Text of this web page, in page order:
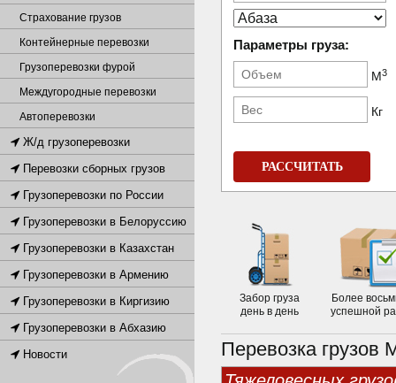
Параметры груза:
М3
Кг
РАССЧИТАТЬ
Забор груза
день в день
Более
успешной
Перевозка грузов
Страхование грузов
Контейнерные перевозки
Грузоперевозки фурой
Междугородные перевозки
Автоперевозки
Ж/д грузоперевозки
Перевозки сборных грузов
Грузоперевозки по России
Грузоперевозки в Белоруссию
Грузоперевозки в Казахстан
Грузоперевозки в Армению
Грузоперевозки в Киргизию
Грузоперевозки в Абхазию
Новости